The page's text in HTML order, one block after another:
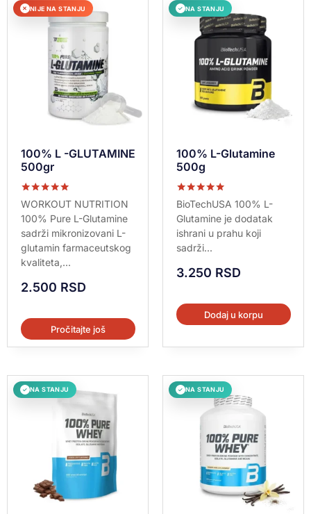
✕ NIJE NA STANJU
100% L -GLUTAMINE
500gr
Ocenjeno sa
5.00
od 5
WORKOUT NUTRITION
100% Pure L-Glutamine
sadrži mikronizovani L-
glutamin farmaceutskog
kvaliteta,...
2.500 RSD
Pročitajte još
✓ NA STANJU
100% L-Glutamine
500g
Ocenjeno sa
5.00
od 5
BioTechUSA 100% L-
Glutamine je dodatak
ishrani u prahu koji
sadrži...
3.250 RSD
Dodaj u korpu
✓ NA STANJU ✓ NA STANJU